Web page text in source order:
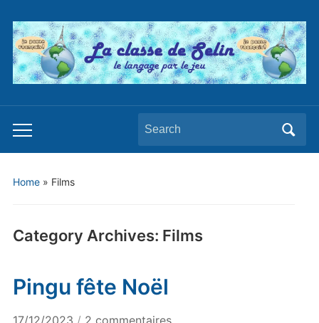
Toggle
mobile
Search
for:
Home» Films
Category Archives: Films
Pingu fête Noël
sur